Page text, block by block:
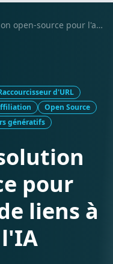
Dub.co : La solution open-source pour l'attribution de liens à l'ère de l'IA
d'URL
Open Source
génératifs
pour
liens à